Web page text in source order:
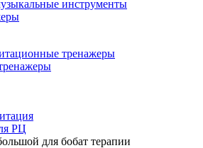
инструменты
тренажеры
РЦ
для бобат терапии